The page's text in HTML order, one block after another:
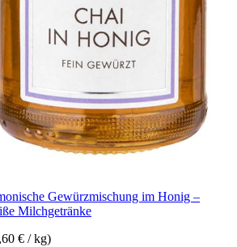
Gewürzmischung im Honig –
Milchgetränke
€ / kg)